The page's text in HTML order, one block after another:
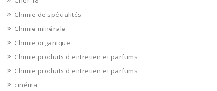
Chimie de spécialités
Chimie minérale
Chimie organique
Chimie produits d'entretien et parfums
Chimie produits d'entretien et parfums
cinéma